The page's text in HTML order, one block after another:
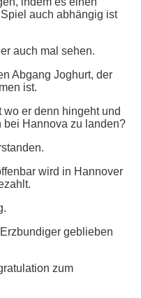
auch abhängig ist
auch mal sehen.
Abgang Joghurt, der
ist.
er denn hingeht und
bei Hannova zu landen?
wird in Hannover
geblieben
zum